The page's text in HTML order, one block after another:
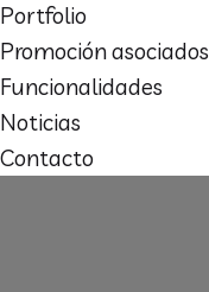
Portfolio
Promoción asociados
Funcionalidades
Noticias
Contacto